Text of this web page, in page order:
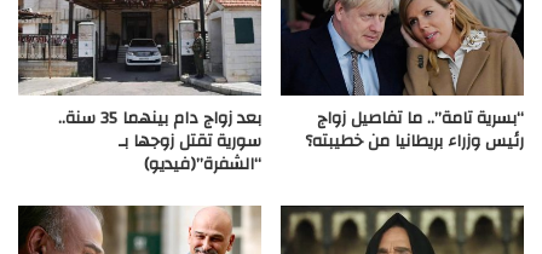
“بسرية تامة”.. ما تفاصيل زواج
رئيس وزراء بريطانيا من خطيبته؟
بعد زواج دام بينهما 35 سنة..
سورية تقتل زوجها بـ
“الشفرة”(فيديو)